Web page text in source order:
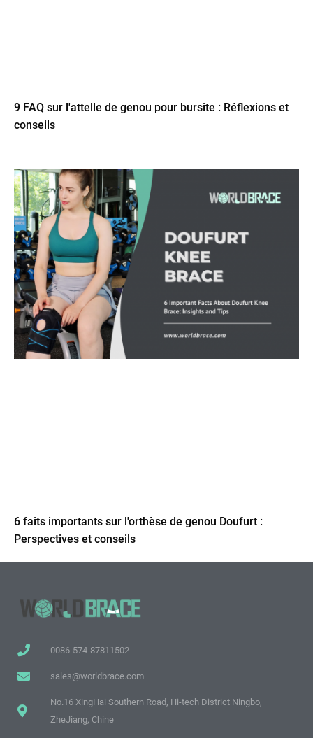
9 FAQ sur l'attelle de genou pour bursite : Réflexions et
conseils
6 faits importants sur l'orthèse de genou Doufurt :
Perspectives et conseils
0086-574-87811502
sales@worldbrace.com
No.16 XingHai Southern Road, Hi-tech District Ningbo,
ZheJiang, Chine